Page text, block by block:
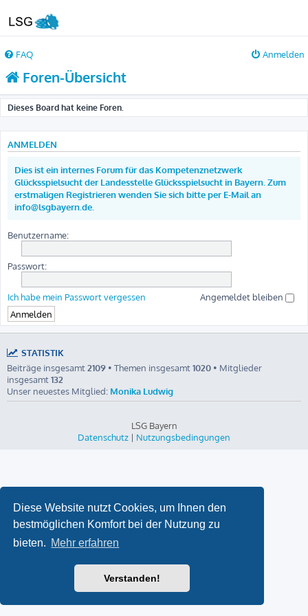
Diese Website nutzt Cookies, um Ihnen den
bestmöglichen Komfort bei der Nutzung zu
bieten. Mehr erfahren
Verstanden!
FAQ Anmelden
Foren-Übersicht
Dieses Board hat keine Foren.
ANMELDEN
Dies ist ein internes Forum für das Kompetenznetzwerk
Glücksspielsucht der Landesstelle Glücksspielsucht in Bayern. Zum
erstmaligen Registrieren wenden Sie sich bitte per E-Mail an
info@lsgbayern.de.
Benutzername:
Passwort:
Ich habe mein Passwort vergessen Angemeldet bleiben
STATISTIK
Beiträge insgesamt2109 • Themen insgesamt1020 • Mitglieder
insgesamt132
Unser neuestes Mitglied: Monika Ludwig
LSG Bayern
Datenschutz | Nutzungsbedingungen